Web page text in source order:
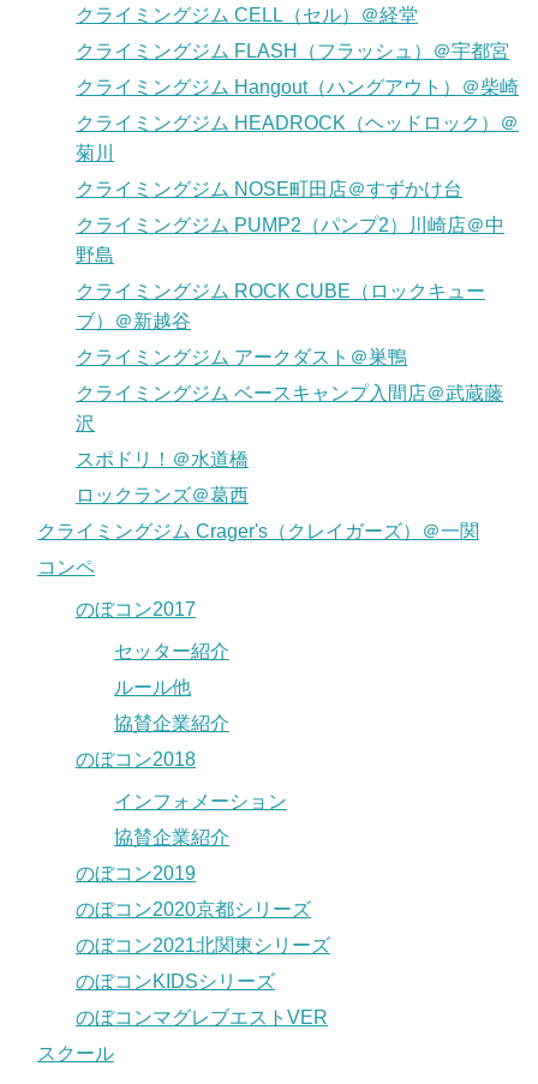
クライミングジム CELL（セル）＠経堂
クライミングジム FLASH（フラッシュ）＠宇都宮
クライミングジム Hangout（ハングアウト）＠柴崎
クライミングジム HEADROCK（ヘッドロック）＠
菊川
クライミングジム NOSE町田店＠すずかけ台
クライミングジム PUMP2（パンプ2）川崎店＠中
野島
クライミングジム ROCK CUBE（ロックキュー
ブ）＠新越谷
クライミングジム アークダスト＠巣鴨
クライミングジム ベースキャンプ入間店＠武蔵藤
沢
スポドリ！＠水道橋
ロックランズ＠葛西
クライミングジム Crager's（クレイガーズ）＠一関
コンペ
のぼコン2017
セッター紹介
ルール他
協賛企業紹介
のぼコン2018
インフォメーション
協賛企業紹介
のぼコン2019
のぼコン2020京都シリーズ
のぼコン2021北関東シリーズ
のぼコンKIDSシリーズ
のぼコンマグレブエストVER
スクール